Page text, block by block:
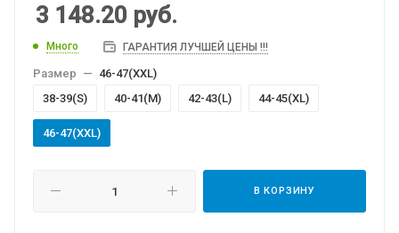
3 148.20 руб.
Много ГАРАНТИЯ ЛУЧШЕЙ ЦЕНЫ !!!
Размер — 46-47(XXL)
38-39(S)
40-41(M) 42-43(L) 44-45(XL)
46-47(XXL)
В КОРЗИНУ